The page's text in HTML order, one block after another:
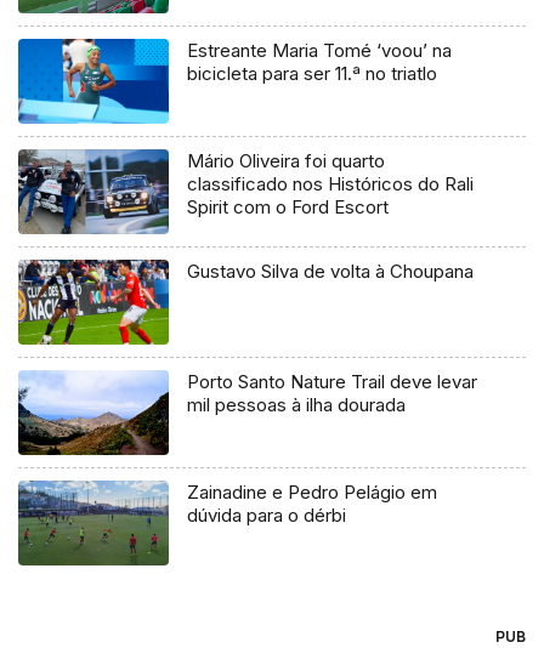
Estreante Maria Tomé ‘voou’ na
bicicleta para ser 11.ª no triatlo
Mário Oliveira foi quarto
classificado nos Históricos do Rali
Spirit com o Ford Escort
Gustavo Silva de volta à Choupana
Porto Santo Nature Trail deve levar
mil pessoas à ilha dourada
Zainadine e Pedro Pelágio em
dúvida para o dérbi
PUB